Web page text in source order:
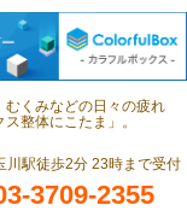
むくみなどの日々の疲れ
整体にこたま」。
川駅徒歩2分 23時まで受付
3709-2355